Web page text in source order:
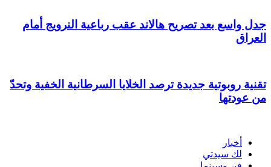
جدل واسع بعد تصريح هالاند عقب رباعية النرويج أمام
العراق
تقنية روبوتية جديدة ترصد الخلايا السرطانية الخفية وتحدّ
من عودتها
أخبار
لك سيدتي